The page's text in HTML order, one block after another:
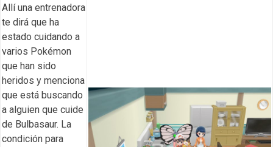
Allí una entrenadora
te dirá que ha
estado cuidando a
varios Pokémon
que han sido
heridos y menciona
que está buscando
a alguien que cuide
de Bulbasaur. La
condición para